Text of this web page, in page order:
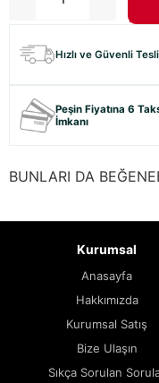
Hızlı ve Güvenli
Peşin Fiyatına 6
İmkanı
BUNLARI DA
Kurumsal
Anasayfa
Hakkımızda
Kurumsal Satış
Bize Ulaşın
Sıkça Sorulan